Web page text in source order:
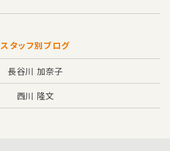
スタッフ別ブログ
長谷川 加奈子
西川 隆文